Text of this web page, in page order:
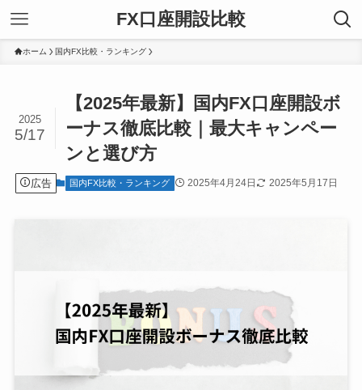
FX口座開設比較
ホーム 国内FX比較・ランキング
【2025年最新】国内FX口座開設ボ
ーナス徹底比較｜最大キャンペー
ンと選び方
2025
5/17
広告 国内FX比較・ランキング 2025年4月24日 2025年5月17日